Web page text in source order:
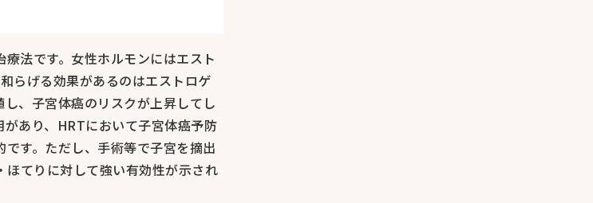
法です。女性ホルモンにはエスト
らげる効果があるのはエストロゲ
、子宮体癌のリスクが上昇してし
あり、HRTにおいて子宮体癌予防
す。ただし、手術等で子宮を摘出
ほてりに対して強い有効性が示され